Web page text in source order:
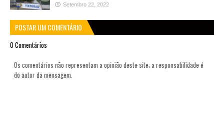
Setembro 22, 2022
POSTAR UM COMENTÁRIO
0 Comentários
Os comentários não representam a opinião deste site; a responsabilidade é
do autor da mensagem.